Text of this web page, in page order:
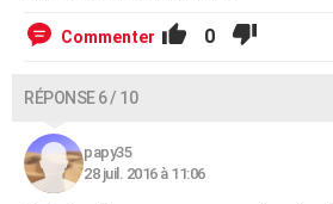
Commenter 0
RÉPONSE 6 / 10
papy35
28 juil. 2016 à 11:06